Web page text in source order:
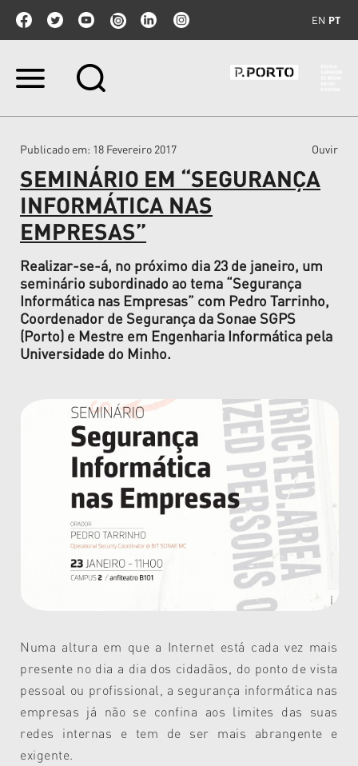
EN PT
Ir
Ir
navegação
Publicado em: 18 Fevereiro 2017 Ouvir
SEMINÁRIO EM “SEGURANÇA
INFORMÁTICA NAS
EMPRESAS”
Realizar-se-á, no próximo dia 23 de janeiro, um
seminário subordinado ao tema “Segurança
Informática nas Empresas” com Pedro Tarrinho,
Coordenador de Segurança da Sonae SGPS
(Porto) e Mestre em Engenharia Informática pela
Universidade do Minho.
Numa altura em que a Internet está cada vez mais
presente no dia a dia dos cidadãos, do ponto de vista
pessoal ou profissional, a segurança informática nas
empresas já não se confina aos limites das suas
redes internas e tem de ser mais abrangente e
exigente.